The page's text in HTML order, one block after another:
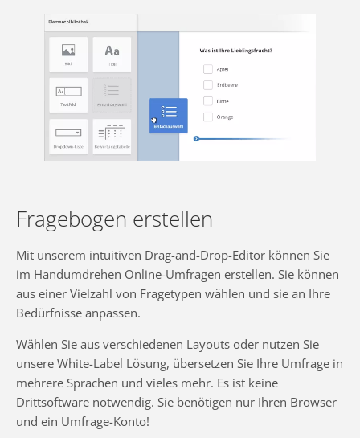
Fragebogen erstellen
Mit unserem intuitiven Drag-and-Drop-Editor können Sie
im Handumdrehen Online-Umfragen erstellen. Sie können
aus einer Vielzahl von Fragetypen wählen und sie an Ihre
Bedürfnisse anpassen.
Wählen Sie aus verschiedenen Layouts oder nutzen Sie
unsere White-Label Lösung, übersetzen Sie Ihre Umfrage in
mehrere Sprachen und vieles mehr. Es ist keine
Drittsoftware notwendig. Sie benötigen nur Ihren Browser
und ein Umfrage-Konto!